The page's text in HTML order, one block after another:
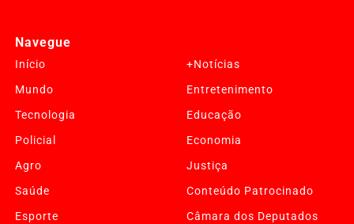
Navegue
Início
+Notícias
Mundo
Entretenimento
Tecnologia
Educação
Policial
Economia
Agro
Justiça
Saúde
Conteúdo Patrocinado
Esporte
Câmara dos Deputados